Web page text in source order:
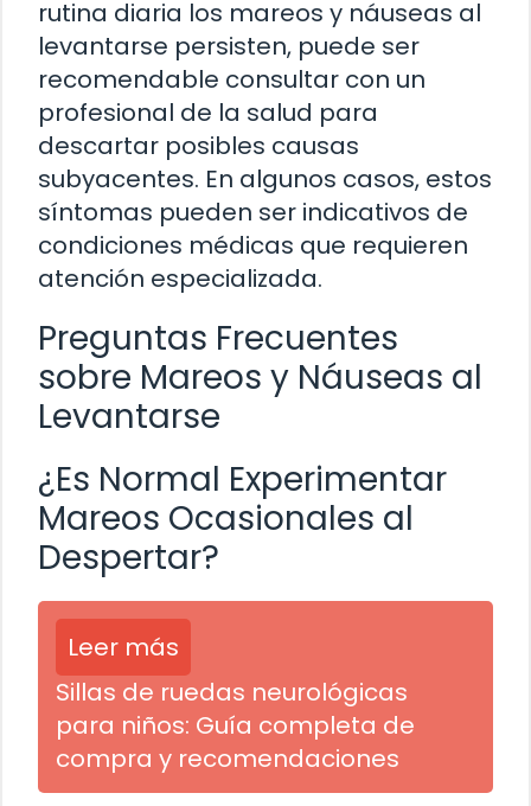
rutina diaria los mareos y náuseas al
levantarse persisten, puede ser
recomendable consultar con un
profesional de la salud para
descartar posibles causas
subyacentes. En algunos casos, estos
síntomas pueden ser indicativos de
condiciones médicas que requieren
atención especializada.
Preguntas Frecuentes
sobre Mareos y Náuseas al
Levantarse
¿Es Normal Experimentar
Mareos Ocasionales al
Despertar?
Leer más
Sillas de ruedas neurológicas
para niños: Guía completa de
compra y recomendaciones